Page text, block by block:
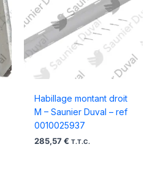
Habillage montant droit
M – Saunier Duval – ref
0010025937
285,57 € T.T.C.